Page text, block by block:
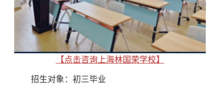
【点击咨询上海林国荣学校】
招生对象：初三毕业